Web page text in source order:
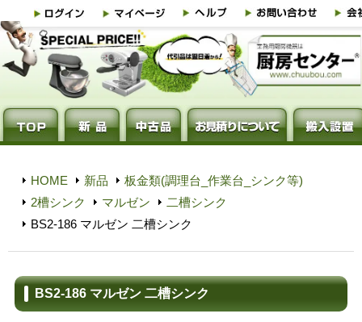
HOME 新品
板金類(調理台_作業台_シンク等)
2槽シンク
マルゼン
二槽シンク
BS2-186 マルゼン 二槽シンク
BS2-186 マルゼン 二槽シンク